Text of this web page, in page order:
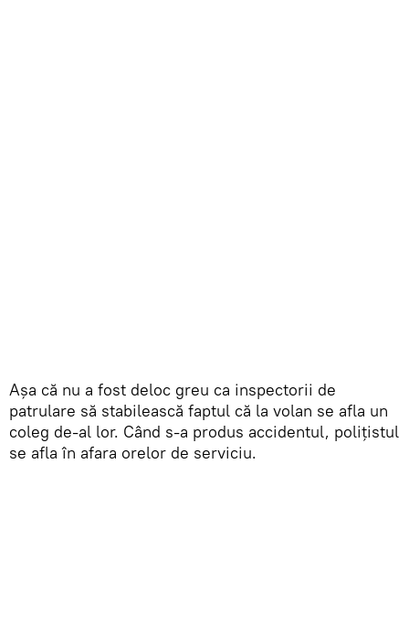
Așa că nu a fost deloc greu ca inspectorii de
patrulare să stabilească faptul că la volan se afla un
coleg de-al lor. Când s-a produs accidentul, polițistul
se afla în afara orelor de serviciu.